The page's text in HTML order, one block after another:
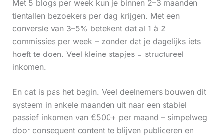
Met 5 blogs per week kun je binnen 2–3 maanden
tientallen bezoekers per dag krijgen. Met een
conversie van 3–5% betekent dat al 1 à 2
commissies per week – zonder dat je dagelijks iets
hoeft te doen. Veel kleine stapjes = structureel
inkomen.
En dat is pas het begin. Veel deelnemers bouwen dit
systeem in enkele maanden uit naar een stabiel
passief inkomen van €500+ per maand – simpelweg
door consequent content te blijven publiceren en